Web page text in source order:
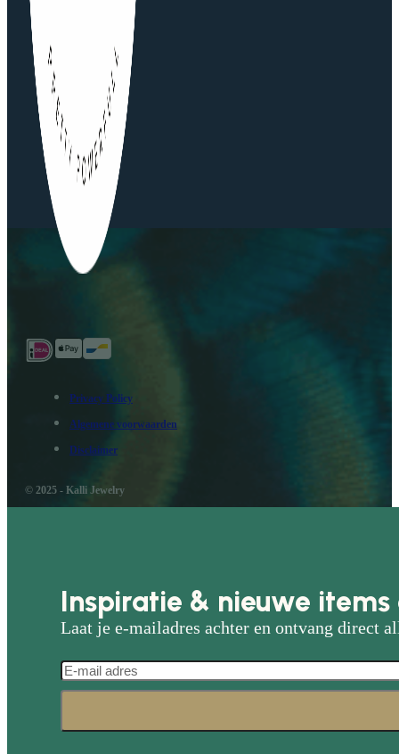
Privacy Policy
Algemene voorwaarden
Disclaimer
© 2025 - Kalli Jewelry
Inspiratie & nieuwe
Laat je e-mailadres achter en ontvang direct